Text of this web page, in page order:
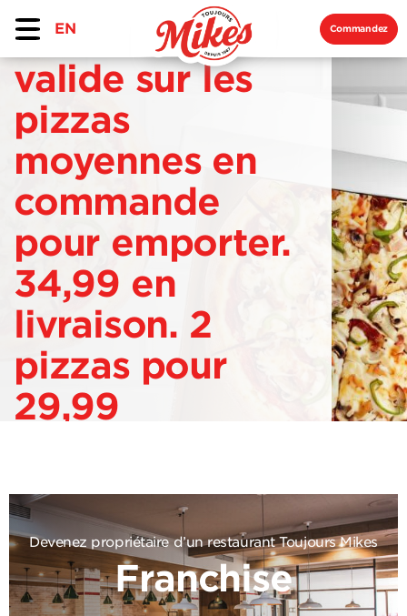
EN Commandez
valide sur les
pizzas
moyennes en
commande
pour emporter.
34,99 en
livraison. 2
pizzas pour
29,99
Devenez propriétaire d’un restaurant Toujours Mikes
Franchise